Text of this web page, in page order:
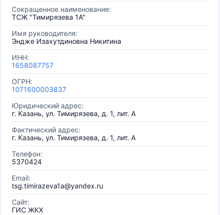
Сокращенное наименование:
ТСЖ "Тимирязева 1А"
Имя руководителя:
Эндже Изахутдиновна Никитина
ИНН:
1658087757
ОГРН:
1071600003837
Юридический адрес:
г. Казань, ул. Тимирязева, д. 1, лит. А
Фактический адрес:
г. Казань, ул. Тимирязева, д. 1, лит. А
Телефон:
5370424
Email:
tsg.timirazeva1a@yandex.ru
Сайт:
ГИС ЖКХ